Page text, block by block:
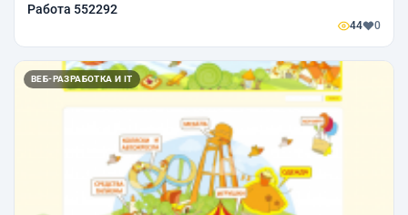
Работа 552292
44 0
ВЕБ-РАЗРАБОТКА И IT